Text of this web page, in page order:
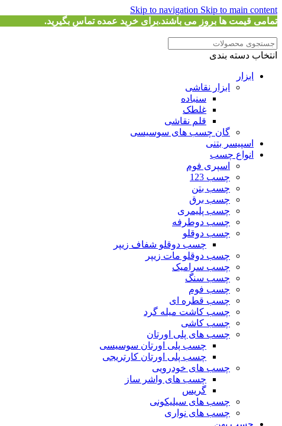
Skip to navigation Skip to main content
تمامی قیمت ها بروز می باشند.برای خرید عمده تماس بگیرید.
انتخاب دسته بندی
ابزار
ابزار نقاشی
سنباده
غلطک
قلم نقاشی
گان چسب های سوسیسی
اسپیسر بتنی
انواع چسب
اسپری فوم
چسب 123
چسب بتن
چسب برق
چسب پلیمری
چسب دوطرفه
چسب دوقلو
چسب دوقلو شفاف زیپر
چسب دوقلو مات زیپر
چسب سرامیک
چسب سنگ
چسب فوم
چسب قطره ای
چسب کاشت میله گرد
چسب کاشی
چسب های پلی اورتان
چسب پلی اورتان سوسیسی
چسب پلی اورتان کارتریجی
چسب های خودرویی
چسب های واشر ساز
گریس
چسب های سیلیکونی
چسب های نواری
چسب پهن